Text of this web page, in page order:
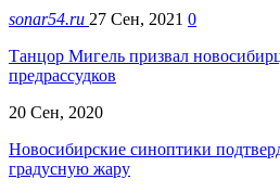
sonar54.ru 27 Сен, 2021 0
Танцор Мигель призвал
предрассудков
20 Сен, 2020
Новосибирские синоптики
градусную жару